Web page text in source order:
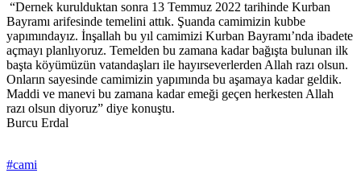
“Dernek kurulduktan sonra 13 Temmuz 2022 tarihinde Kurban
Bayramı arifesinde temelini attık. Şuanda camimizin kubbe
yapımındayız. İnşallah bu yıl camimizi Kurban Bayramı’nda ibadete
açmayı planlıyoruz. Temelden bu zamana kadar bağışta bulunan ilk
başta köyümüzün vatandaşları ile hayırseverlerden Allah razı olsun.
Onların sayesinde camimizin yapımında bu aşamaya kadar geldik.
Maddi ve manevi bu zamana kadar emeği geçen herkesten Allah
razı olsun diyoruz” diye konuştu.
Burcu Erdal
#cami